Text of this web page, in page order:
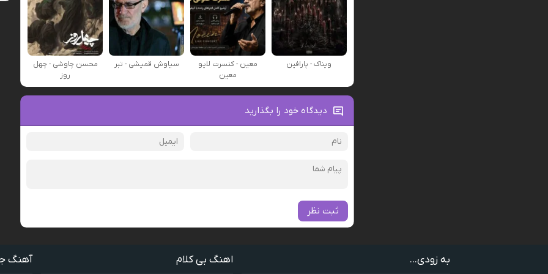
ویناک - پارافین
معین - کنسرت لایو
معین
سیاوش قمیشی - تبر
محسن چاوشی - چهل
روز
دیدگاه خود را بگذارید
ثبت نظر
به زودی... اهنگ بی کلام آهنگ